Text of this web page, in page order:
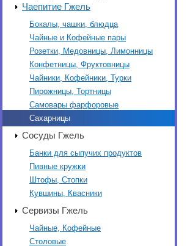
Чаепитие Гжель
Бокалы, чашки, блюдца
Чайные и Кофейные пары
Розетки, Медовницы, Лимонницы
Конфетницы, Фруктовницы
Чайники, Кофейники, Турки
Пирожницы, Тортницы
Самовары фарфоровые
Сахарницы
Сосуды Гжель
Банки для сыпучих продуктов
Пивные кружки
Штофы, Стопки
Кувшины, Квасники
Сервизы Гжель
Чайные, Кофейные
Столовые